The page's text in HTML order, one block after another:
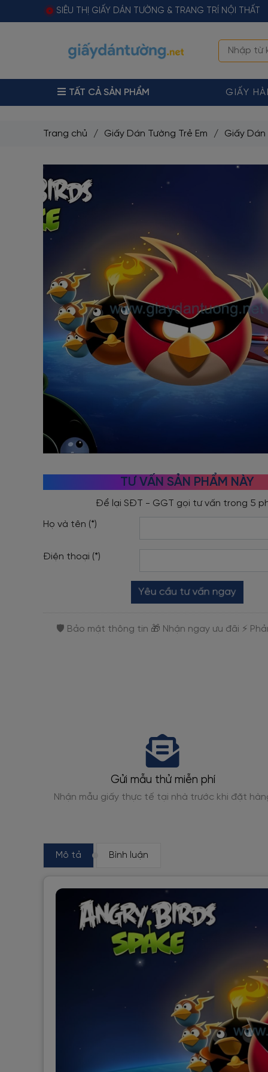
SIÊU THỊ GIẤY DÁN TƯỜNG & TRANG TRÍ NỘI THẤT
TẤT CẢ SẢN PHẨM GIẤY
Trang chủ / Giấy Dán Tường Trẻ Em / Giấy
TƯ VẤN SẢN PHẨM NÀY
Họ và tên (*)
Điện thoại (*)
Yêu cầu tư vấn ngay
Gửi mẫu thử miễn phí
Nhận mẫu giấy thực tế tại nhà trước khi đặt
Mô tả Bình luận